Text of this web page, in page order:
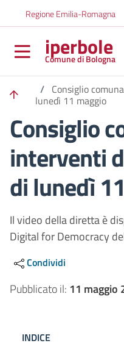
Regione Emilia-Romagna
iperbole
Comune di Bologna
/ Consiglio
lunedì 11 maggio
Consiglio
interventi
di lunedì
Il video della diretta è
Digital for Democracy
Condividi
Pubblicato il: 11 maggio
INDICE